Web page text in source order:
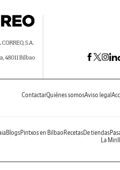
S.A.
48011 Bilbao
ContactarQuiénes somosAviso legal
BlogsPintxos en Bilbao RecetasDe tiendas
La